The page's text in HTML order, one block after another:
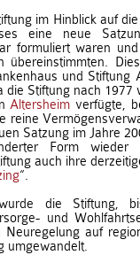
im Hinblick auf
eine neue
formuliert waren
übereinstimmten.
und Stiftung
die Stiftung nach 1977
Altersheim verfügte,
reine
Satzung im Jahre
Form wieder
auch ihre
“.
die Stiftung,
und
Neuregelung auf
umgewandelt.